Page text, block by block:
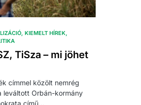
KIEMELT HÍREK
TiSza – mi jöhet
címmel közölt nemrég
leváltott Orbán-kormány
című…